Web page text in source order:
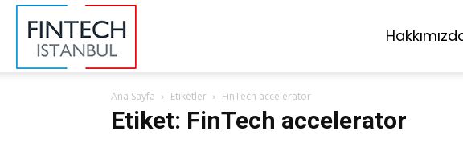
İstanbul
Ana Sayfa Etiketler FinTech accelerator
Etiket: FinTech accelerator